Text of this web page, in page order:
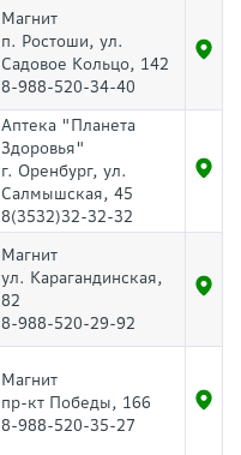
Магнит
п. Ростоши, ул.
Садовое Кольцо, 142
8-988-520-34-40
Аптека "Планета
Здоровья"
г. Оренбург, ул.
Салмышская, 45
8(3532)32-32-32
Магнит
ул. Карагандинская,
82
8-988-520-29-92
Магнит
пр-кт Победы, 166
8-988-520-35-27